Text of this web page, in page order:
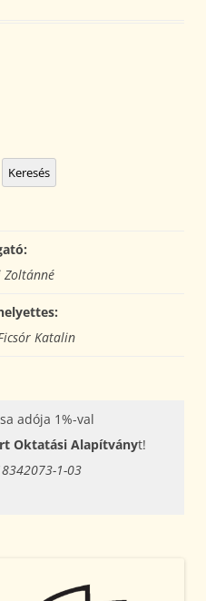
Keresés
Zoltánné
Katalin
adója 1%-val
Oktatási Alapítványt!
1-03